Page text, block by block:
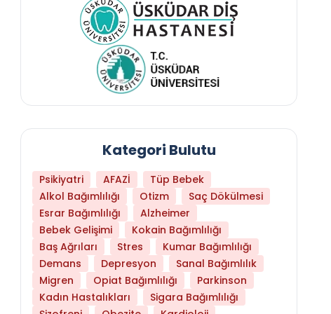
Hangi Yaşta Hangi Testi Yaptırmanız
Kategori Bulutu
Psikiyatri AFAZİ
Tüp Bebek
Alkol Bağımlılığı
Otizm
Saç Dökülmesi
Esrar Bağımlılığı
Alzheimer
Bebek Gelişimi
Kokain Bağımlılığı
Baş Ağrıları
Stres
Kumar Bağımlılığı
Demans
Depresyon
Sanal Bağımlılık
Migren
Opiat Bağımlılığı
Parkinson
Kadın Hastalıkları
Sigara Bağımlılığı